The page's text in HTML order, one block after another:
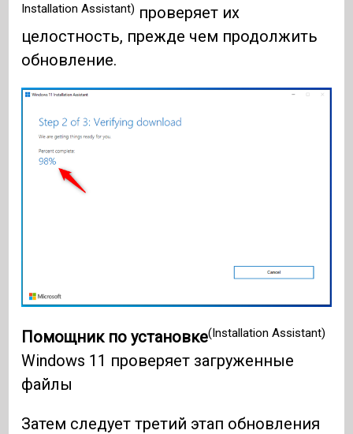
Installation Assistant) проверяет их
целостность, прежде чем продолжить
обновление.
Помощник по установке(Installation Assistant)
Windows 11 проверяет загруженные
файлы
Затем следует третий этап обновления